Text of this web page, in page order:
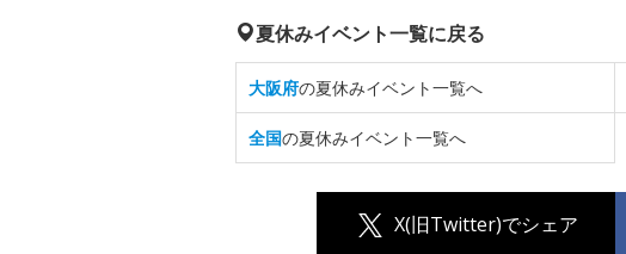
夏休みイベント一覧に戻る
大阪府の夏休みイベント一覧へ
全国の夏休みイベント一覧へ
X(旧Twitter)でシェア